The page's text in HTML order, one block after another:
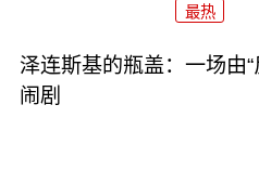
最热
泽连斯基的瓶盖：一场由
闹剧